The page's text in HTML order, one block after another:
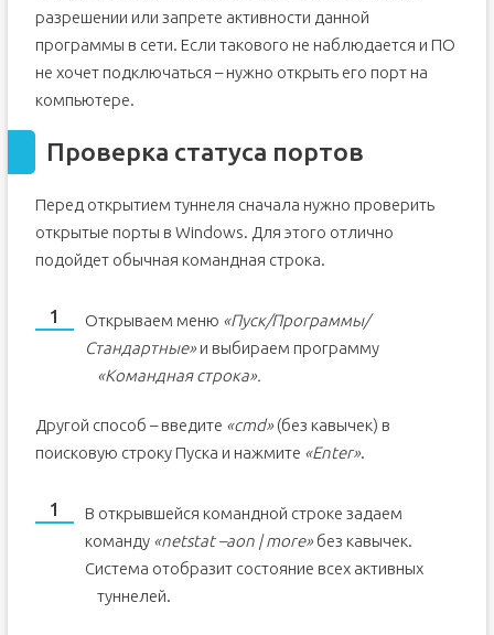
разрешении или запрете активности данной
программы в сети. Если такового не наблюдается и ПО
не хочет подключаться – нужно открыть его порт на
компьютере.
Проверка статуса портов
Перед открытием туннеля сначала нужно проверить
открытые порты в Windows. Для этого отлично
подойдет обычная командная строка.
Открываем меню «Пуск/Программы/
Стандартные»и выбираем программу
«Командная строка».
Другой способ – введите «cmd»(без кавычек) в
поисковую строку Пуска и нажмите «Enter».
В открывшейся командной строке задаем
команду «netstat –aon | more»без кавычек.
Система отобразит состояние всех активных
туннелей.